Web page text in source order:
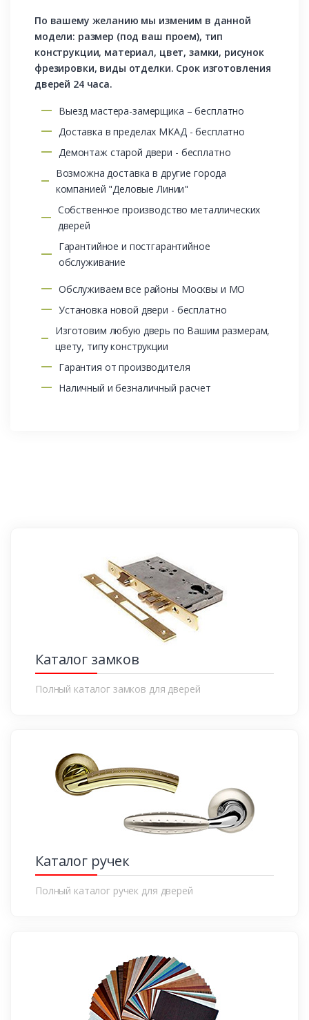
По вашему желанию мы изменим в данной
модели: размер (под ваш проем), тип
конструкции, материал, цвет, замки, рисунок
фрезировки, виды отделки. Срок изготовления
дверей 24 часа.
Выезд мастера-замерщика – бесплатно
Доставка в пределах МКАД - бесплатно
Демонтаж старой двери - бесплатно
Возможна доставка в другие города
компанией "Деловые Линии"
Собственное производство металлических
дверей
Гарантийное и постгарантийное
обслуживание
Обслуживаем все районы Москвы и МО
Установка новой двери - бесплатно
Изготовим любую дверь по Вашим размерам,
цвету, типу конструкции
Гарантия от производителя
Наличный и безналичный расчет
Каталог замков
Полный каталог замков для дверей
Каталог ручек
Полный каталог ручек для дверей